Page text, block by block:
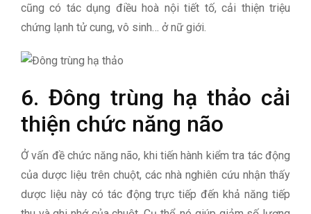
cũng có tác dụng điều hoà nội tiết tố, cải thiện triệu
chứng lạnh tử cung, vô sinh… ở nữ giới.
6. Đông trùng hạ thảo cải
thiện chức năng não
Ở vấn đề chức năng não, khi tiến hành kiểm tra tác động
của dược liệu trên chuột, các nhà nghiên cứu nhận thấy
dược liệu này có tác động trực tiếp đến khả năng tiếp